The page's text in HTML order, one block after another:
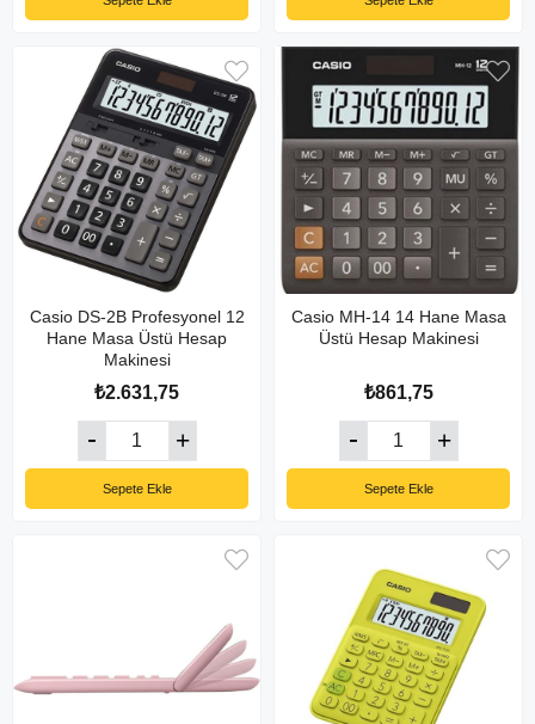
Casio DS-2B Profesyonel 12
Hane Masa Üstü Hesap
Makinesi
₺2.631,75
Sepete Ekle
Casio MH-14 14 Hane Masa
Üstü Hesap Makinesi
₺861,75
Sepete Ekle